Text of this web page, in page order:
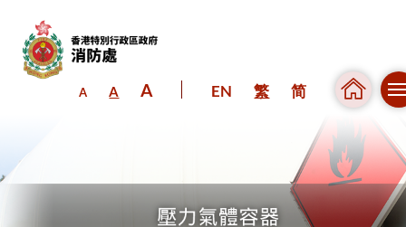
A A A EN 繁 简